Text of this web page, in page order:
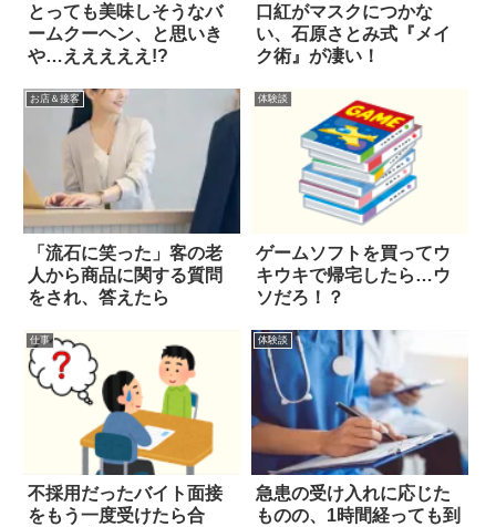
とっても美味しそうなバ
ームクーヘン、と思いき
や…えええええ!?
口紅がマスクにつかな
い、石原さとみ式『メイ
ク術』が凄い！
お店＆接客
「流石に笑った」客の老
人から商品に関する質問
をされ、答えたら
体験談
ゲームソフトを買ってウ
キウキで帰宅したら…ウ
ソだろ！？
仕事
不採用だったバイト面接
をもう一度受けたら合
体験談
急患の受け入れに応じた
ものの、1時間経っても到